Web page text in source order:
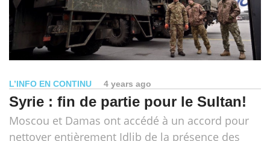
L’INFO EN CONTINU 4 years ago
Syrie : fin de partie pour le Sultan!
Moscou et Damas ont accédé à un accord pour
nettoyer entièrement Idlib de la présence des